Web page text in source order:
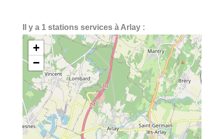
Il y a 1 stations services à Arlay :
+
−